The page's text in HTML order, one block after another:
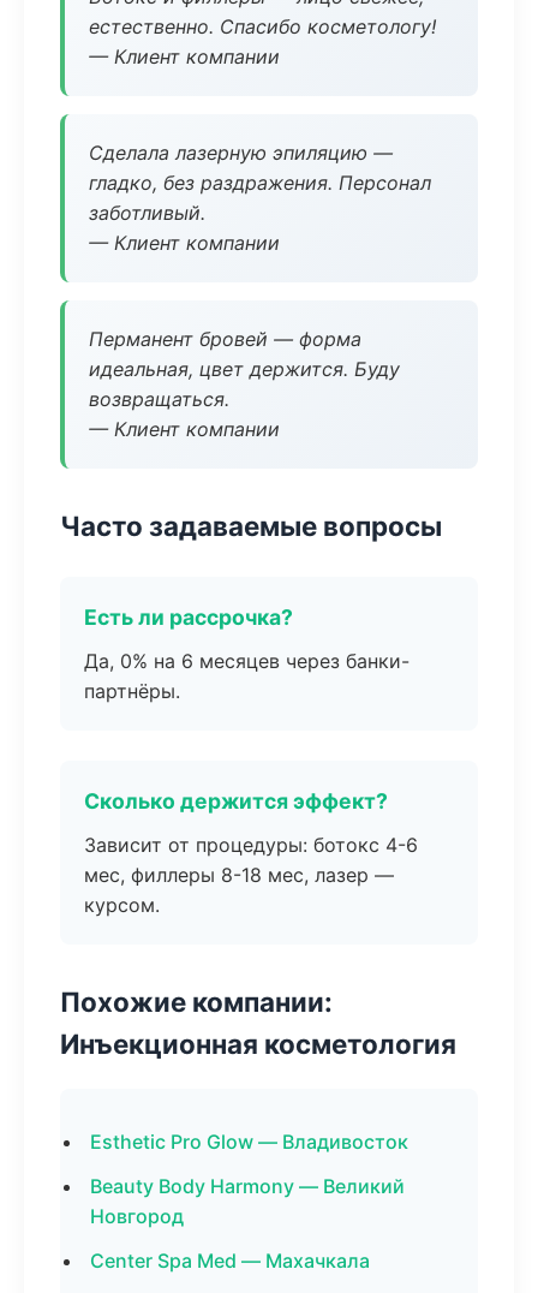
естественно. Спасибо косметологу!
— Клиент компании
Сделала лазерную эпиляцию —
гладко, без раздражения. Персонал
заботливый.
— Клиент компании
Перманент бровей — форма
идеальная, цвет держится. Буду
возвращаться.
— Клиент компании
Часто задаваемые вопросы
Есть ли рассрочка?
Да, 0% на 6 месяцев через банки-
партнёры.
Сколько держится эффект?
Зависит от процедуры: ботокс 4-6
мес, филлеры 8-18 мес, лазер —
курсом.
Похожие компании:
Инъекционная косметология
Esthetic Pro Glow — Владивосток
Beauty Body Harmony — Великий
Новгород
Center Spa Med — Махачкала